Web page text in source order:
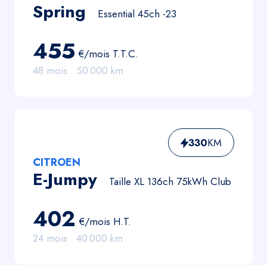
Spring Essential 45ch -23
455 €/mois T.T.C.
48 mois . 50 000 km
330KM
CITROEN
E-Jumpy Taille XL 136ch 75kWh Club
402 €/mois H.T.
24 mois . 40 000 km